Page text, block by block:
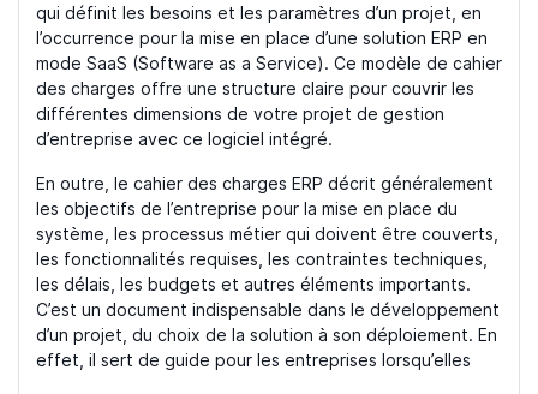
qui définit les besoins et les paramètres d’un projet, en
l’occurrence pour la mise en place d’une solution ERP en
mode SaaS (Software as a Service). Ce modèle de cahier
des charges offre une structure claire pour couvrir les
différentes dimensions de votre projet de gestion
d’entreprise avec ce logiciel intégré.
En outre, le cahier des charges ERP décrit généralement
les objectifs de l’entreprise pour la mise en place du
système, les processus métier qui doivent être couverts,
les fonctionnalités requises, les contraintes techniques,
les délais, les budgets et autres éléments importants.
C’est un document indispensable dans le développement
d’un projet, du choix de la solution à son déploiement. En
effet, il sert de guide pour les entreprises lorsqu’elles